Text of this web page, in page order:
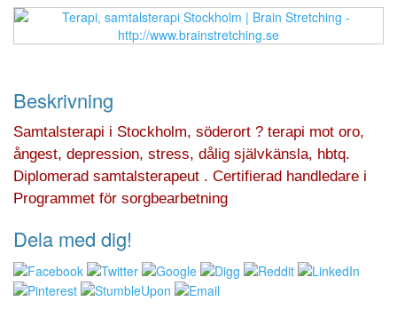
Beskrivning
Samtalsterapi i Stockholm, söderort ? terapi mot oro,
ångest, depression, stress, dålig självkänsla, hbtq.
Diplomerad samtalsterapeut . Certifierad handledare i
Programmet för sorgbearbetning
Dela med dig!